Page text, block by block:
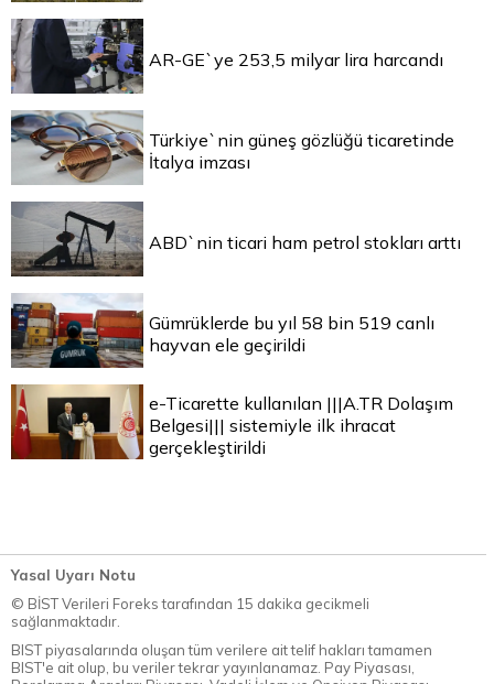
AR-GE`ye 253,5 milyar lira harcandı
Türkiye`nin güneş gözlüğü ticaretinde
İtalya imzası
ABD`nin ticari ham petrol stokları arttı
Gümrüklerde bu yıl 58 bin 519 canlı
hayvan ele geçirildi
e-Ticarette kullanılan |||A.TR Dolaşım
Belgesi||| sistemiyle ilk ihracat
gerçekleştirildi
Yasal Uyarı Notu
© BİST Verileri Foreks tarafından 15 dakika gecikmeli
sağlanmaktadır.
BIST piyasalarında oluşan tüm verilere ait telif hakları tamamen
BIST'e ait olup, bu veriler tekrar yayınlanamaz. Pay Piyasası,